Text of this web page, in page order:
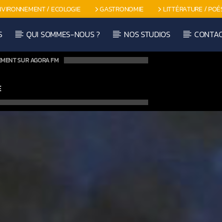
/ ECOLOGIE GASTRONOMIE LITTÉRATURE /
QUI SOMMES-NOUS ? NOS STUDIOS
SUR AGORA FM